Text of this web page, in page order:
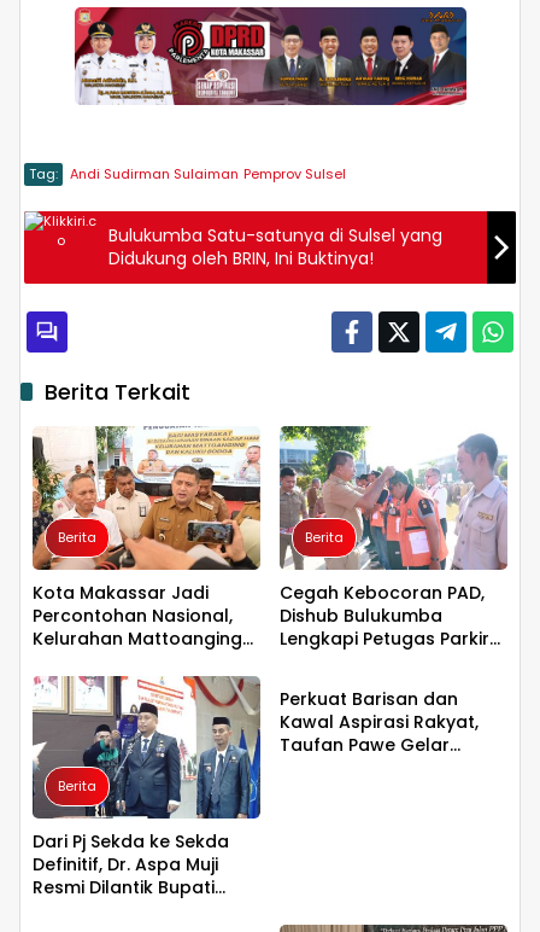
Tag: Andi Sudirman Sulaiman Pemprov Sulsel
Bulukumba Satu-satunya di Sulsel yang
Didukung oleh BRIN, Ini Buktinya!
Berita Terkait
Berita
Kota Makassar Jadi
Percontohan Nasional,
Kelurahan Mattoanging
Binaan Sadar HAM
Berita
Cegah Kebocoran PAD,
Dishub Bulukumba
Lengkapi Petugas Parkir
Berita
Dari Pj Sekda ke Sekda
Definitif, Dr. Aspa Muji
Resmi Dilantik Bupati
Berita
Perkuat Barisan dan
Kawal Aspirasi Rakyat,
Taufan Pawe Gelar
Berita